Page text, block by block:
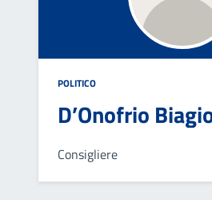
POLITICO
D’Onofrio
Consigliere